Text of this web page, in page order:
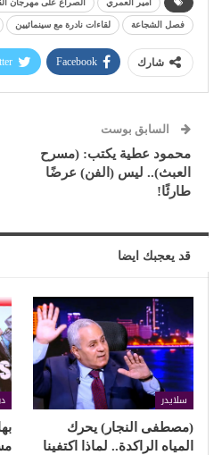
أمير العمري الصراع على مهرجان
فصل الشجاعة لقاءات نادرة مع سينمائيين
شارك Facebook
السابق بوست
محمود عطية يكتب: (مسرح
العبث).. ليس (الفن) عرضًا
طارئًا!
قد يعجبك ايضا
سلايدر
(مصطفى النجار) يحرك
المياه الراكدة.. لماذا اكتفينا